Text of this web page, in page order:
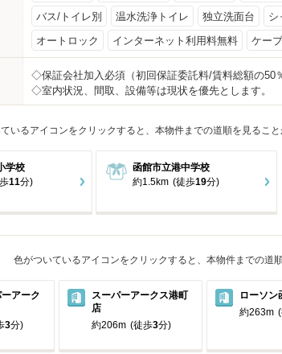
バス/トイレ別
温水洗浄トイレ 独立洗面台 シ
オートロック
インターネット利用料無料 ケー
◇保証会社加入必須（初回保証委託料/賃料総額の50
◇室内状況、間取、設備等は現状を優先とします。
いるアイコンをクリックすると、本物件までの道順を見ること
学校
11分)
函館市立港中学校
約1.5km (徒歩19分)
色がついているアイコンをクリックすると、本物件までの道
アーク
3分)
スーパーアークス港町
店
約206m (徒歩3分)
ローソン
約263m